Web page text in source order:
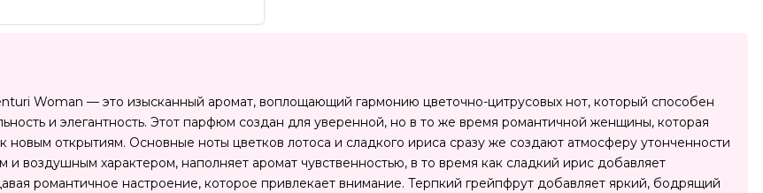
Woman — это изысканный аромат, воплощающий гармонию цветочно-цитрусовых нот, который способен
и элегантность. Этот парфюм создан для уверенной, но в то же время романтичной женщины, которая
к новым открытиям. Основные ноты цветков лотоса и сладкого ириса сразу же создают атмосферу утонченности
и воздушным характером, наполняет аромат чувственностью, в то время как сладкий ирис добавляет
романтичное настроение, которое привлекает внимание. Терпкий грейпфрут добавляет яркий, бодрящий